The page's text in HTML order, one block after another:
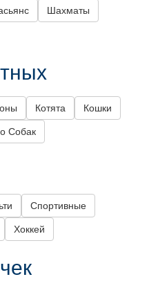
Шахматы
Котята Кошки
Собак
Спортивные
Хоккей